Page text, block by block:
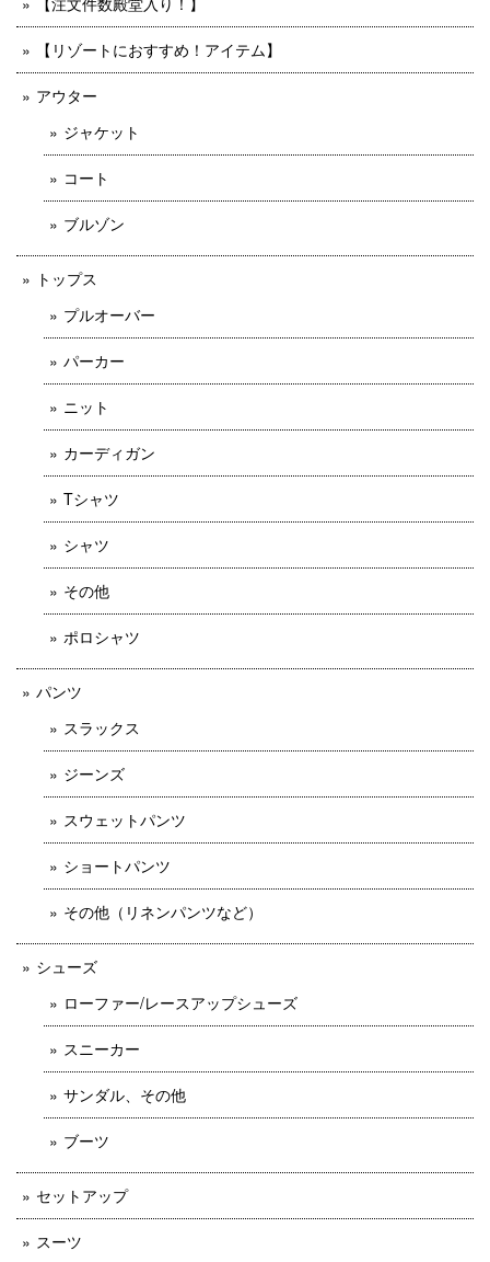
【リゾートにおすすめ！アイテム】
アウター
ジャケット
コート
ブルゾン
トップス
プルオーバー
パーカー
ニット
カーディガン
Tシャツ
シャツ
その他
ポロシャツ
パンツ
スラックス
ジーンズ
スウェットパンツ
ショートパンツ
その他（リネンパンツなど）
シューズ
ローファー/レースアップシューズ
スニーカー
サンダル、その他
ブーツ
セットアップ
スーツ